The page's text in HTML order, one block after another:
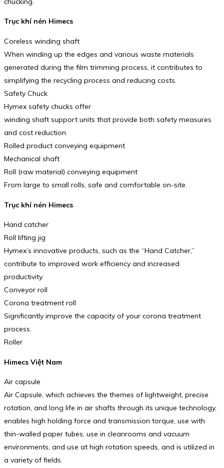
Trục khí nén Himecs
Coreless winding shaft
When winding up the edges and various waste materials
generated during the film trimming process, it contributes to
simplifying the recycling process and reducing costs.
Safety Chuck
Hymex safety chucks offer
winding shaft support units that provide both safety measures
and cost reduction.
Rolled product conveying equipment
Mechanical shaft
Roll (raw material) conveying equipment
From large to small rolls, safe and comfortable on-site.
Trục khí nén Himecs
Hand catcher
Roll lifting jig
Hymex’s innovative products, such as the “Hand Catcher,”
contribute to improved work efficiency and increased
productivity.
Conveyor roll
Corona treatment roll
Significantly improve the capacity of your corona treatment
process.
Roller
Himecs Việt Nam
Air capsule
Air Capsule, which achieves the themes of lightweight, precise
rotation, and long life in air shafts through its unique technology,
enables high holding force and transmission torque, use with
thin-walled paper tubes, use in cleanrooms and vacuum
environments, and use at high rotation speeds, and is utilized in
a variety of fields.